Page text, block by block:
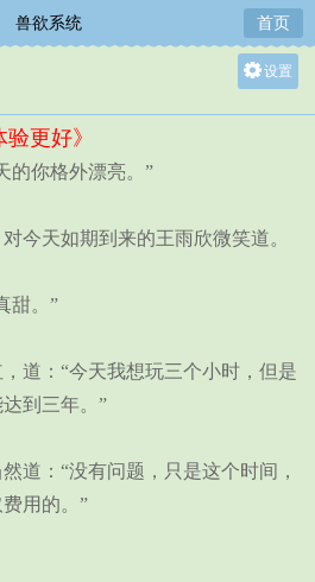
兽欲系统 首页
设置
更好》
你格外漂亮。”
天如期到来的王雨欣微笑道。
甜。”
：“今天我想玩三个小时，但是
到三年。”
：“没有问题，只是这个时间，
用的。”